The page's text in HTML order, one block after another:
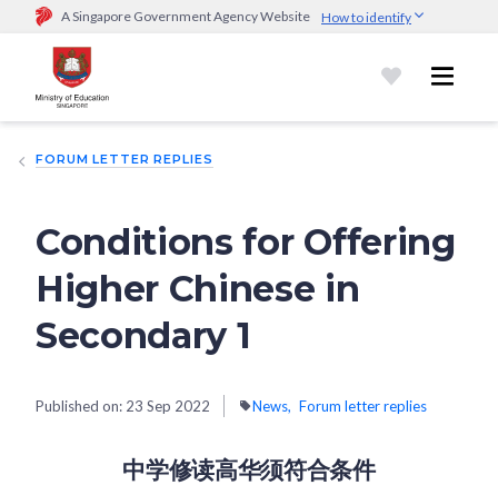
A Singapore Government Agency Website How to identify
Official website links end with .gov.sg
Government agencies communicate via
go.gov.sg/open).Trusted websites
sensitive information only on official, secure websites.
FORUM LETTER REPLIES
Conditions for Offering
Higher Chinese in
Secondary 1
Published on: 23 Sep 2022 News Forum letter replies
中学修读高华须符合条件